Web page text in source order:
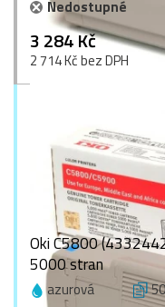
Nedostupné
3 284 Kč
2 714 Kč bez DPH
Oki C5800
5000 stran
azurová